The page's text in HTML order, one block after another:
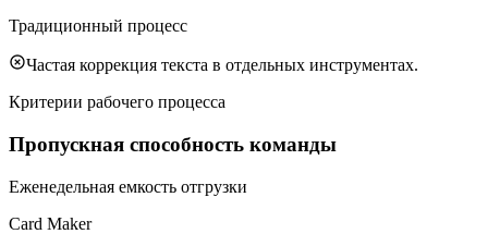
Традиционный процесс
Частая коррекция текста в отдельных инструментах.
Критерии рабочего процесса
Пропускная способность команды
Еженедельная емкость отгрузки
Card Maker